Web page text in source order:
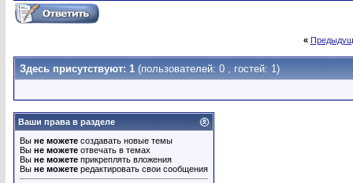
«
Здесь присутствуют: 1 (пользователей: 0 , гостей: 1)
Ваши права в разделе
Вы не можете создавать новые темы
Вы не можете отвечать в темах
Вы не можете прикреплять вложения
Вы не можете редактировать свои сообщения